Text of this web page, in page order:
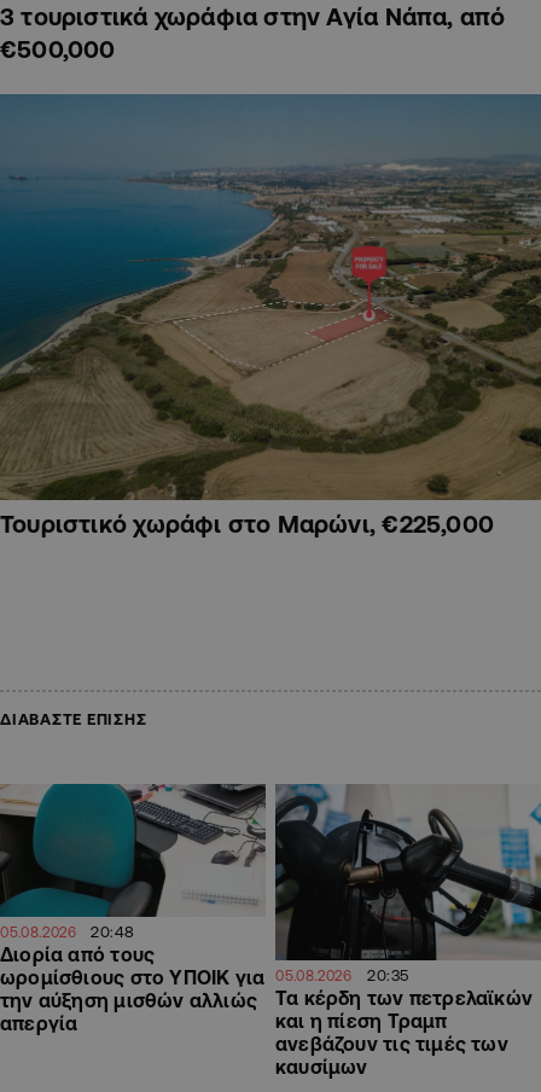
3 τουριστικά χωράφια στην Αγία Νάπα, από
€500,000
Τουριστικό χωράφι στο Μαρώνι, €225,000
ΔΙΑΒΑΣΤΕ ΕΠΙΣΗΣ
05.08.2026 20:48
Διορία από τους
ωρομίσθιους στο ΥΠΟΙΚ για
την αύξηση μισθών αλλιώς
απεργία
05.08.2026 20:35
Τα κέρδη των πετρελαϊκών
και η πίεση Τραμπ
ανεβάζουν τις τιμές των
καυσίμων